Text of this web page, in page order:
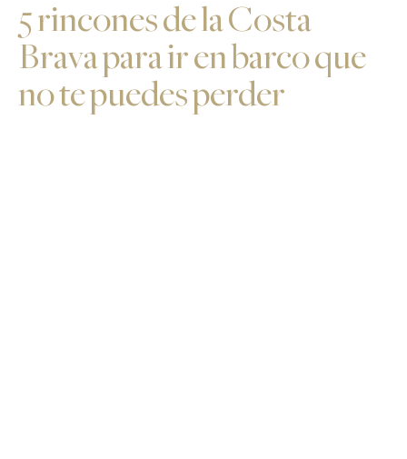
5 rincones de la Costa
Brava para ir en barco que
no te puedes perder